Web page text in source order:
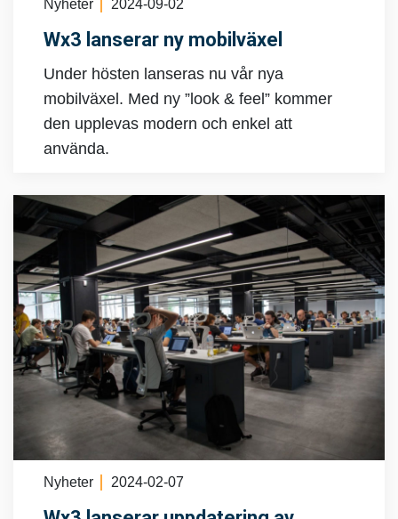
Nyheter 2024-09-02
Wx3 lanserar ny mobilväxel
Under hösten lanseras nu vår nya
mobilväxel. Med ny ”look & feel” kommer
den upplevas modern och enkel att
använda.
Nyheter 2024-02-07